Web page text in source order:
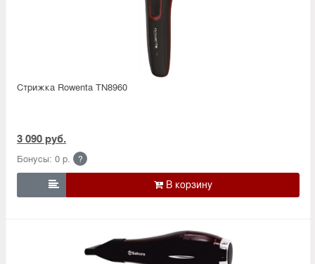
Стрижка Rowenta TN8960
3 090 руб.
Бонусы: 0 р. ?
